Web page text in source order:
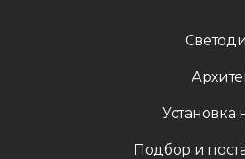
Установка
Подбор и